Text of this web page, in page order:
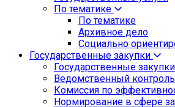
По тематике
По тематике
Архивное дело
Социально
Государственные закупки
Государственные закупки
Ведомственный контроль
Комиссия по
Нормирование в сфере